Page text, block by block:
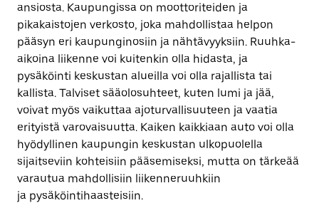
ansiosta. Kaupungissa on moottoriteiden ja
pikakaistojen verkosto, joka mahdollistaa helpon
pääsyn eri kaupunginosiin ja nähtävyyksiin. Ruuhka-
aikoina liikenne voi kuitenkin olla hidasta, ja
pysäköinti keskustan alueilla voi olla rajallista tai
kallista. Talviset sääolosuhteet, kuten lumi ja jää,
voivat myös vaikuttaa ajoturvallisuuteen ja vaatia
erityistä varovaisuutta. Kaiken kaikkiaan auto voi olla
hyödyllinen kaupungin keskustan ulkopuolella
sijaitseviin kohteisiin pääsemiseksi, mutta on tärkeää
varautua mahdollisiin liikenneruuhkiin
ja pysäköintihaasteisiin.